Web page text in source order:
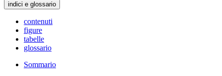
indici e glossario
contenuti
figure
tabelle
glossario
Sommario